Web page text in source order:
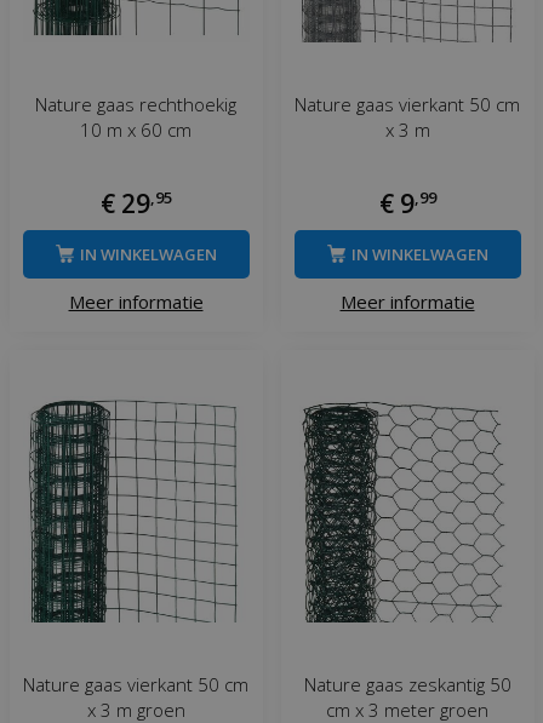
Nature gaas rechthoekig
10 m x 60 cm
€ 29, 95
Meer informatie
IN WINKELWAGEN
Nature gaas vierkant 50 cm
x 3 m
€ 9, 99
Meer informatie
IN WINKELWAGEN
Nature gaas vierkant 50 cm
x 3 m groen
Nature gaas zeskantig 50
cm x 3 meter groen